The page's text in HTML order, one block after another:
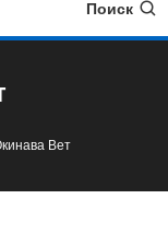
Поиск
Вет